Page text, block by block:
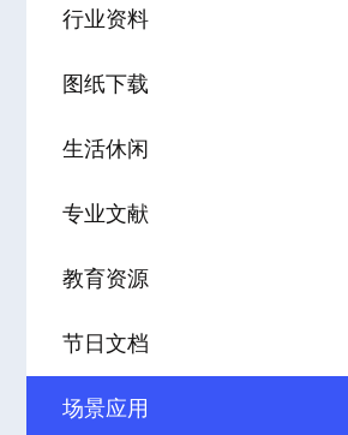
行业资料
图纸下载
生活休闲
专业文献
教育资源
节日文档
场景应用